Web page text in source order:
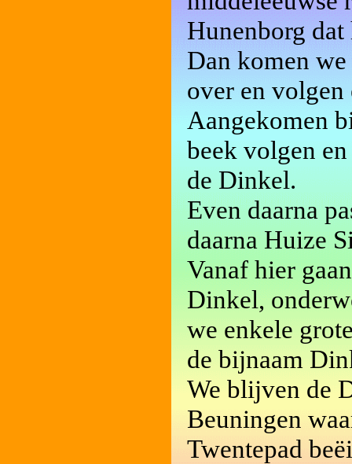
Hunenborg dat
Dan komen
over en
Aangekomen
beek volgen
de Dinkel.
Even daarna
daarna Huize
Vanaf hier
Dinkel,
we enkele
de bijnaam
We blijven de
Beuningen
Twentepad